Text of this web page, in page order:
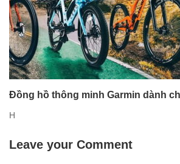
Đồng hồ thông minh Garmin dành
H
Leave your Comment